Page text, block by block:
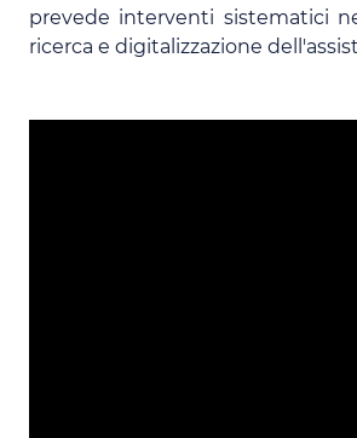
prevede interventi sistematici
ricerca e digitalizzazione